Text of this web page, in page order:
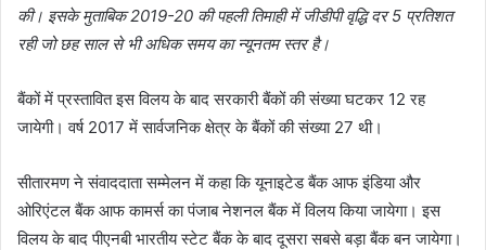
की। इसके मुताबिक 2019-20 की पहली तिमाही में जीडीपी वृद्धि दर 5 प्रतिशत
रही जो छह साल से भी अधिक समय का न्यूनतम स्तर है।
बैंकों में प्रस्तावित इस विलय के बाद सरकारी बैंकों की संख्या घटकर 12 रह
जायेगी। वर्ष 2017 में सार्वजनिक क्षेत्र के बैंकों की संख्या 27 थी।
सीतारमण ने संवाददाता सम्मेलन में कहा कि यूनाइटेड बैंक आफ इंडिया और
ओरिएंटल बैंक आफ कामर्स का पंजाब नेशनल बैंक में विलय किया जायेगा। इस
विलय के बाद पीएनबी भारतीय स्टेट बैंक के बाद दूसरा सबसे बड़ा बैंक बन जायेगा।